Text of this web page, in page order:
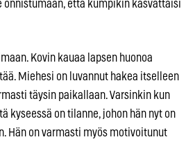
onnistumaan, että kumpikin kasvattaisi
Kovin kauaa lapsen huonoa
Miehesi on luvannut hakea itselleen
täysin paikallaan. Varsinkin kun
kyseessä on tilanne, johon hän nyt on
Hän on varmasti myös motivoitunut